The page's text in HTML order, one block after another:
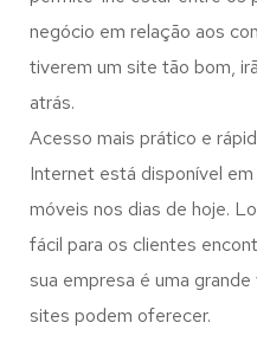
negócio em relação aos
tiverem um site tão bom,
atrás.
Acesso mais prático e
Internet está disponível
móveis nos dias de hoje.
fácil para os clientes
sua empresa é uma
sites podem oferecer.